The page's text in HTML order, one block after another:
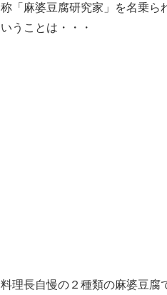
「麻婆豆腐研究家」を名乗
うことは・・・
理長自慢の２種類の麻婆豆腐